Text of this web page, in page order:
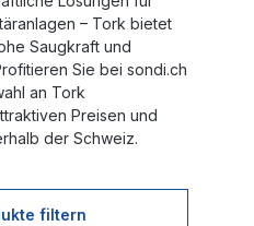
– Tork bietet
Saugkraft und
Sie bei sondi.ch
an Tork
Preisen und
der Schweiz.
filtern